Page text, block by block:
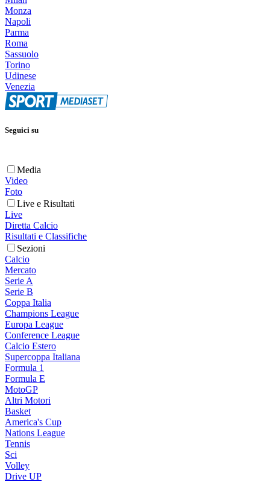
Monza
Napoli
Parma
Roma
Sassuolo
Torino
Udinese
Venezia
Seguici su
Media
Video
Foto
Live e Risultati
Live
Diretta Calcio
Risultati e Classifiche
Sezioni
Calcio
Mercato
Serie A
Serie B
Coppa Italia
Champions League
Europa League
Conference League
Calcio Estero
Supercoppa Italiana
Formula 1
Formula E
MotoGP
Altri Motori
Basket
America's Cup
Nations League
Tennis
Sci
Volley
Drive UP